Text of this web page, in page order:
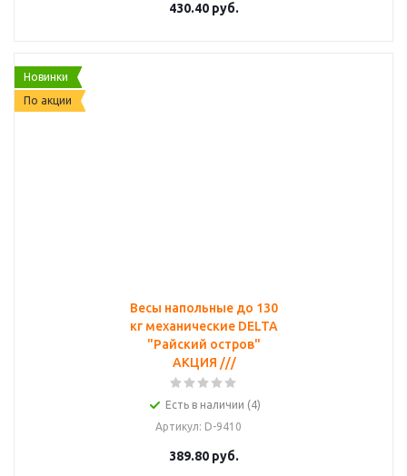
430.40 руб.
Новинки
По акции
Весы напольные до 130
кг механические DELTA
"Райский остров"
АКЦИЯ ///
Есть в наличии (4)
Артикул: D-9410
389.80 руб.